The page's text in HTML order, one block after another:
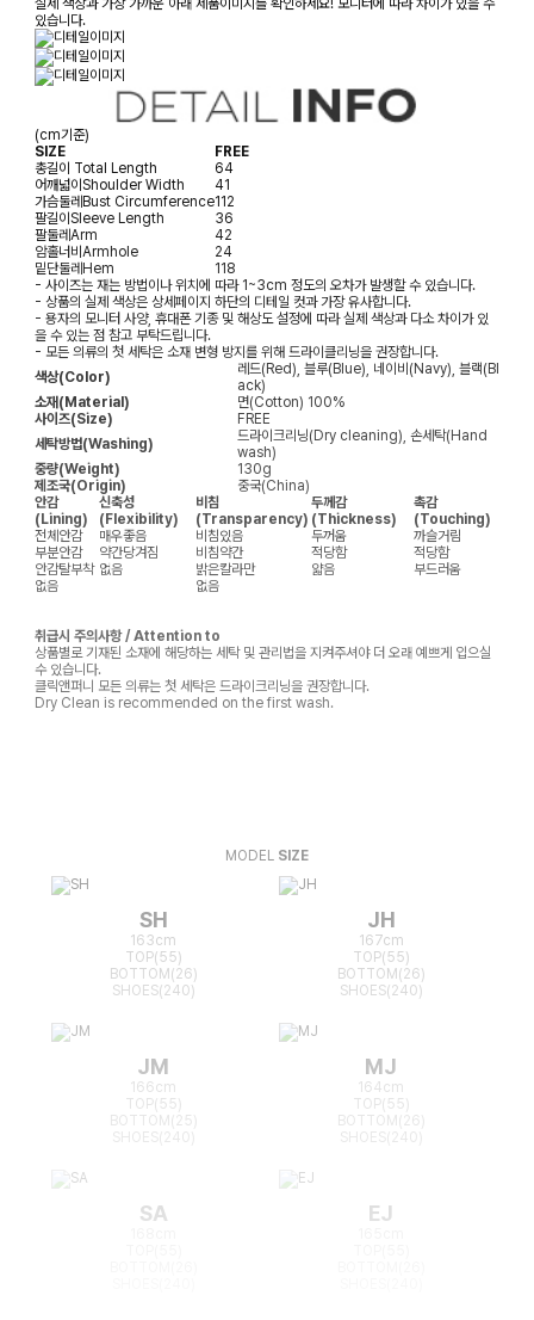
있습니다.
(cm기준)
SIZE
FREE
총길이 Total Length
64
어깨넓이Shoulder Width
41
가슴둘레Bust Circumference112
팔길이Sleeve Length
36
팔둘레Arm
42
암홀너비Armhole
24
밑단둘레Hem
118
- 사이즈는 재는 방법이나 위치에 따라 1~3cm 정도의 오차가 발생할 수 있습니다.
- 상품의 실제 색상은 상세페이지 하단의 디테일 컷과 가장 유사합니다.
- 용자의 모니터 사양, 휴대폰 기종 및 해상도 설정에 따라 실제 색상과 다소 차이가 있
을 수 있는 점 참고 부탁드립니다.
- 모든 의류의 첫 세탁은 소재 변형 방지를 위해 드라이클리닝을 권장합니다.
색상(Color)
레드(Red), 블루(Blue), 네이비(Navy), 블랙(Bl
ack)
소재(Material)
면(Cotton) 100%
사이즈(Size)
FREE
세탁방법(Washing)
드라이크리닝(Dry cleaning), 손세탁(Hand
wash)
중량(Weight)
130g
제조국(Origin)
중국(China)
안감
(Lining)
신축성
(Flexibility)
비침
(Transparency)
두께감
(Thickness)
촉감
(Touching)
전체안감
매우좋음 비침있음 두꺼움
까슬거림
부분안감
약간당겨짐 비침약간 적당함
적당함
안감탈부착 없음 밝은칼라만 얇음
부드러움
없음
없음
취급시 주의사항 / Attention to
상품별로 기재된 소재에 해당하는 세탁 및 관리법을 지켜주셔야 더 오래 예쁘게 입으실
수 있습니다.
클릭앤퍼니 모든 의류는 첫 세탁은 드라이크리닝을 권장합니다.
Dry Clean is recommended on the first wash.
MODEL SIZE
SH
163cm
TOP(55)
BOTTOM(26)
SHOES(240)
JH
167cm
TOP(55)
BOTTOM(26)
SHOES(240)
JM
166cm
TOP(55)
BOTTOM(25)
MJ
164cm
TOP(55)
BOTTOM(26)
SA EJ